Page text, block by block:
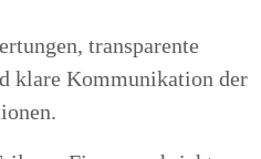
transparente
klare Kommunikation der